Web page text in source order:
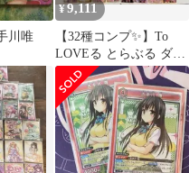
川唯
¥9,111
【32種コンプ✨️】To
LOVEる とらぶる ダー
クネス ウエハース化計
画